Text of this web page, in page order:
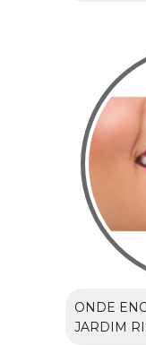
ONDE
JARDIM